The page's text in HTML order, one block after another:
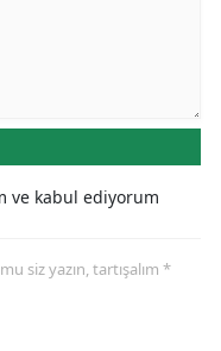
ve kabul ediyorum
siz yazın, tartışalım *